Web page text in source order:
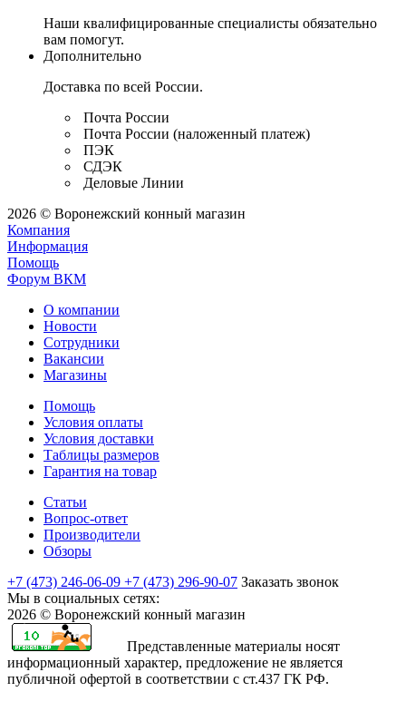
Наши квалифицированные специалисты обязательно
вам помогут.
Дополнительно
Доставка по всей России.
Почта России
Почта России (наложенный платеж)
ПЭК
СДЭК
Деловые Линии
2026 © Воронежский конный магазин
Компания
Информация
Помощь
Форум ВКМ
О компании
Новости
Сотрудники
Вакансии
Магазины
Помощь
Условия оплаты
Условия доставки
Таблицы размеров
Гарантия на товар
Статьи
Вопрос-ответ
Производители
Обзоры
+7 (473) 246-06-09 +7 (473) 296-90-07 Заказать звонок
Мы в социальных сетях:
2026 © Воронежский конный магазин
Представленные материалы носят
информационный характер, предложение не является
публичной офертой в соответствии с ст.437 ГК РФ.